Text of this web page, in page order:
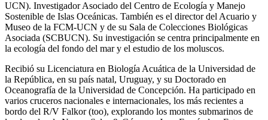
UCN). Investigador Asociado del Centro de Ecología y Manejo
Sostenible de Islas Oceánicas. También es el director del Acuario y
Museo de la FCM-UCN y de su Sala de Colecciones Biológicas
Asociada (SCBUCN). Su investigación se centra principalmente en
la ecología del fondo del mar y el estudio de los moluscos.
Recibió su Licenciatura en Biología Acuática de la Universidad de
la República, en su país natal, Uruguay, y su Doctorado en
Oceanografía de la Universidad de Concepción. Ha participado en
varios cruceros nacionales e internacionales, los más recientes a
bordo del R/V Falkor (too), explorando los montes submarinos de